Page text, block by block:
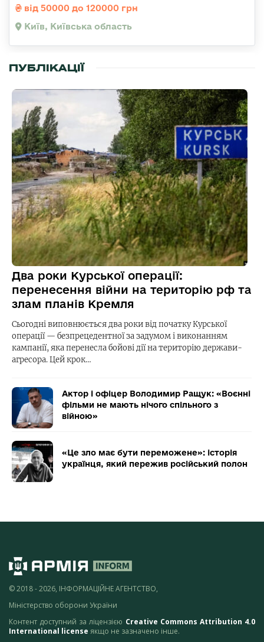
від 50000 до 120000 грн
Київ, Київська область
ПУБЛІКАЦІЇ
Два роки Курської операції:
перенесення війни на територію рф та
злам планів Кремля
Сьогодні виповнюється два роки від початку Курської
операції — безпрецедентної за задумом і виконанням
кампанії, яка перенесла бойові дії на територію держави-
агресора. Цей крок…
Актор і офіцер Володимир Ращук: «Воєнні
фільми не мають нічого спільного з
війною»
«Це зло має бути переможене»: історія
українця, який пережив російський полон
© 2018 - 2026, ІНФОРМАЦІЙНЕ АГЕНТСТВО,
Міністерство оборони України
Контент доступний за ліцензією Creative Commons Attribution 4.0
International license якщо не зазначено інше.